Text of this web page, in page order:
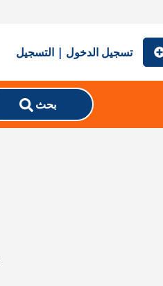
تسجيل الدخول | التسجيل
بحث